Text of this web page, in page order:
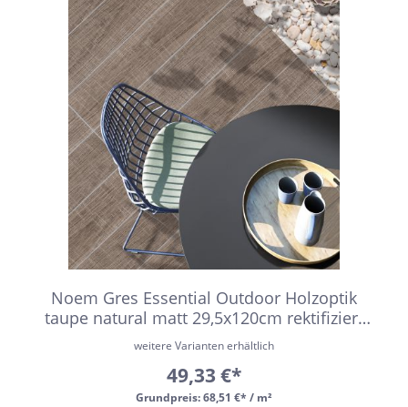
Noem Gres Essential Outdoor Holzoptik
taupe natural matt 29,5x120cm rektifiziert
R11
Grundpreis:68,51 €* / m²
weitere Varianten erhältlich
49,33 €*